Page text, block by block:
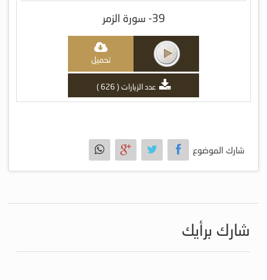
39- سورة الزمر
تحميل
عدد الزيارات ( 626 )
شارك الموضوع
شارك برأيك